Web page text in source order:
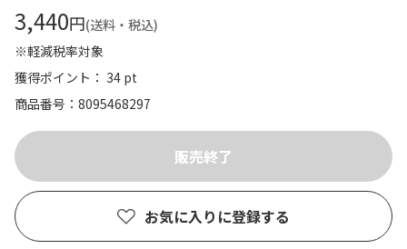
3,440円(送料・税込)
※軽減税率対象
獲得ポイント： 34 pt
商品番号
8095468297
お気に入りに登録する